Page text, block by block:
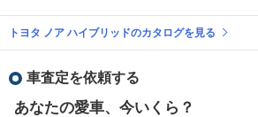
トヨタ ノア ハイブリッドのカタログを見る
車査定を依頼する
あなたの愛車、今いくら？